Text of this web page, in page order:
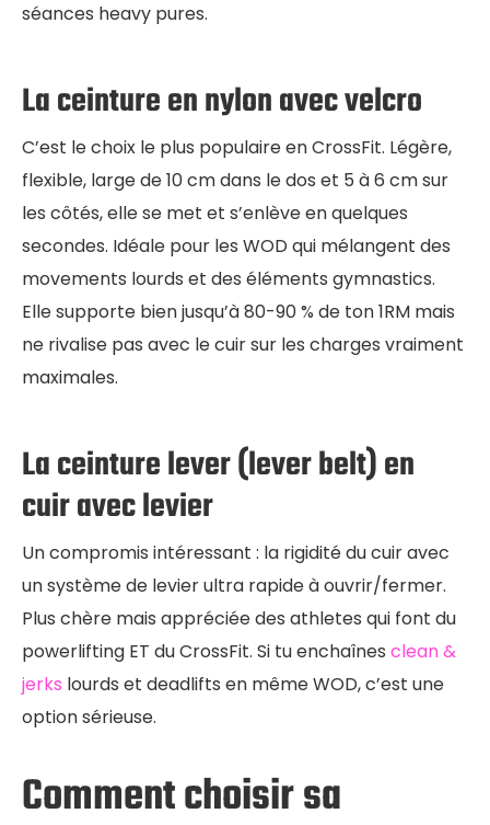
séances heavy pures.
La ceinture en nylon avec velcro
C’est le choix le plus populaire en CrossFit. Légère,
flexible, large de 10 cm dans le dos et 5 à 6 cm sur
les côtés, elle se met et s’enlève en quelques
secondes. Idéale pour les WOD qui mélangent des
movements lourds et des éléments gymnastics.
Elle supporte bien jusqu’à 80-90 % de ton 1RM mais
ne rivalise pas avec le cuir sur les charges vraiment
maximales.
La ceinture lever (lever belt) en
cuir avec levier
Un compromis intéressant : la rigidité du cuir avec
un système de levier ultra rapide à ouvrir/fermer.
Plus chère mais appréciée des athletes qui font du
powerlifting ET du CrossFit. Si tu enchaînes clean &
jerks lourds et deadlifts en même WOD, c’est une
option sérieuse.
Comment choisir sa